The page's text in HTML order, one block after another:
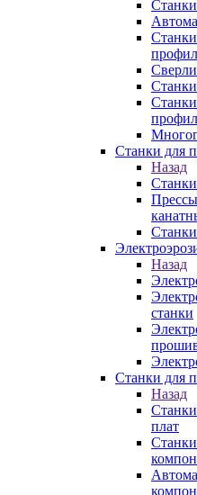
Станки
Станки для
Назад
Станки
Назад
станки
Станки для
Назад
плат